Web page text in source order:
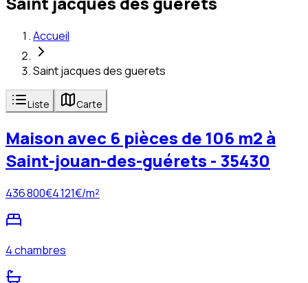
Accueil
Saint jacques des guerets
Liste Carte
Maison avec 6 pièces de 106 m2 à
Saint-jouan-des-guérets - 35430
436 800€4 121€/m²
4 chambres